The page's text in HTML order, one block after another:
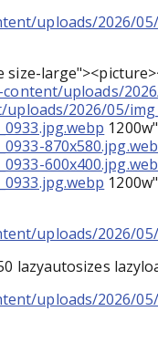
uploads/2026/
uploads/
2026/05/
uploads/2026/05/
lazyautosizes
uploads/2026/05/